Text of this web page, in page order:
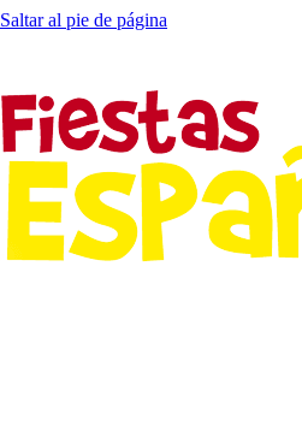
Saltar al pie de página